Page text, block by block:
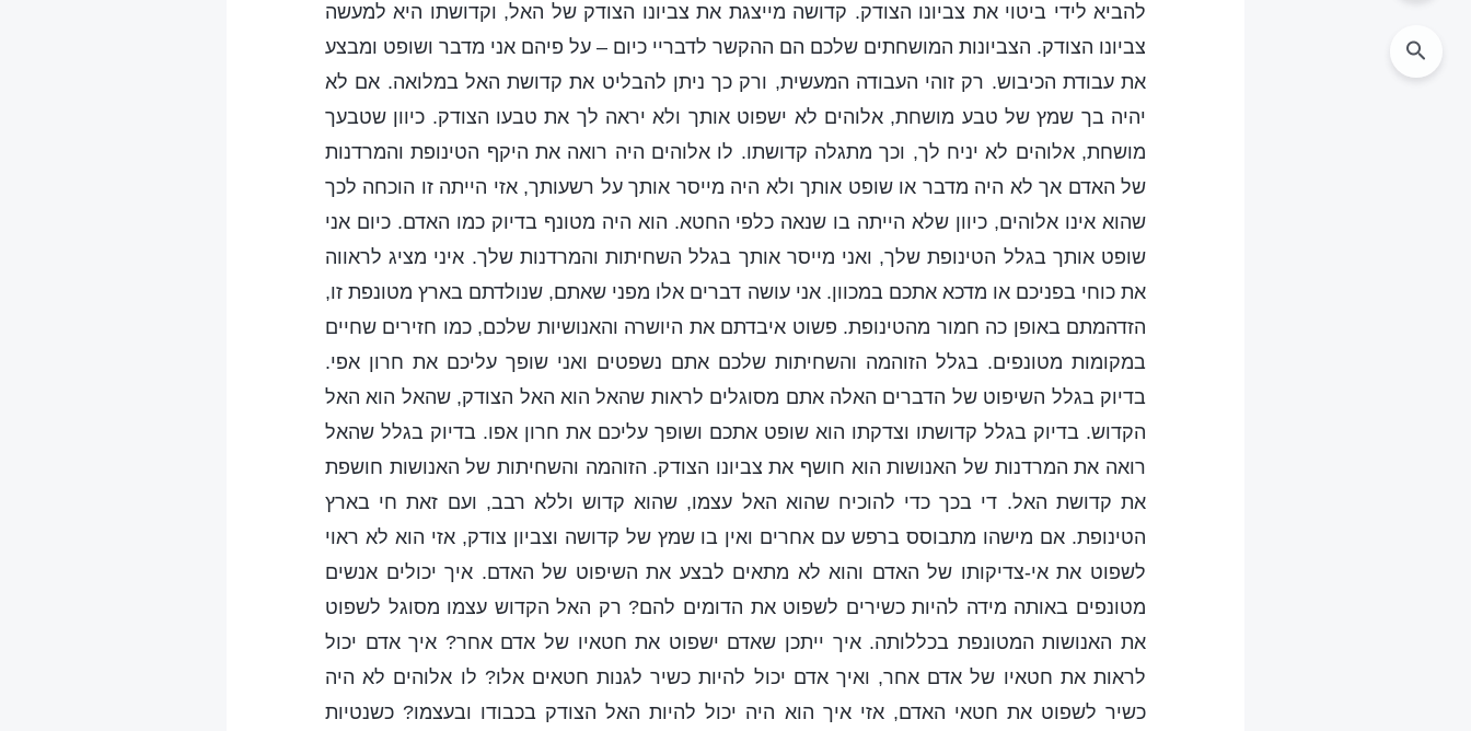
להביא לידי ביטוי את צביונו הצודק. קדושה מייצגת את צביונו הצודק של האל, וקדושתו היא למעשה
צביונו הצודק. הצביונות המושחתים שלכם הם ההקשר לדבריי כיום – על פיהם אני מדבר ושופט ומבצע
את עבודת הכיבוש. רק זוהי העבודה המעשית, ורק כך ניתן להבליט את קדושת האל במלואה. אם לא
יהיה בך שמץ של טבע מושחת, אלוהים לא ישפוט אותך ולא יראה לך את טבעו הצודק. כיוון שטבעך
מושחת, אלוהים לא יניח לך, וכך מתגלה קדושתו. לו אלוהים היה רואה את היקף הטינופת והמרדנות
של האדם אך לא היה מדבר או שופט אותך ולא היה מייסר אותך על רשעותך, אזי הייתה זו הוכחה לכך
שהוא אינו אלוהים, כיוון שלא הייתה בו שנאה כלפי החטא. הוא היה מטונף בדיוק כמו האדם. כיום אני
שופט אותך בגלל הטינופת שלך, ואני מייסר אותך בגלל השחיתות והמרדנות שלך. איני מציג לראווה
את כוחי בפניכם או מדכא אתכם במכוון. אני עושה דברים אלו מפני שאתם, שנולדתם בארץ מטונפת זו,
הזדהמתם באופן כה חמור מהטינופת. פשוט איבדתם את היושרה והאנושיות שלכם, כמו חזירים שחיים
במקומות מטונפים. בגלל הזוהמה והשחיתות שלכם אתם נשפטים ואני שופך עליכם את חרון אפי.
בדיוק בגלל השיפוט של הדברים האלה אתם מסוגלים לראות שהאל הוא האל הצודק, שהאל הוא האל
הקדוש. בדיוק בגלל קדושתו וצדקתו הוא שופט אתכם ושופך עליכם את חרון אפו. בדיוק בגלל שהאל
רואה את המרדנות של האנושות הוא חושף את צביונו הצודק. הזוהמה והשחיתות של האנושות חושפת
את קדושת האל. די בכך כדי להוכיח שהוא האל עצמו, שהוא קדוש וללא רבב, ועם זאת חי בארץ
הטינופת. אם מישהו מתבוסס ברפש עם אחרים ואין בו שמץ של קדושה וצביון צודק, אזי הוא לא ראוי
לשפוט את אי-צדיקותו של האדם והוא לא מתאים לבצע את השיפוט של האדם. איך יכולים אנשים
מטונפים באותה מידה להיות כשירים לשפוט את הדומים להם? רק האל הקדוש עצמו מסוגל לשפוט
את האנושות המטונפת בכללותה. איך ייתכן שאדם ישפוט את חטאיו של אדם אחר? איך אדם יכול
לראות את חטאיו של אדם אחר, ואיך אדם יכול להיות כשיר לגנות חטאים אלו? לו אלוהים לא היה
כשיר לשפוט את חטאי האדם, אזי איך הוא היה יכול להיות האל הצודק בכבודו ובעצמו? כשנטיות